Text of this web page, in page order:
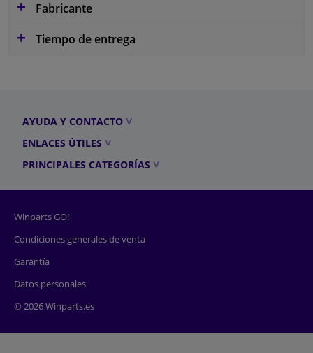
Fabricante
Tiempo de entrega
AYUDA Y CONTACTO
ENLACES ÚTILES
PRINCIPALES CATEGORÍAS
Winparts GO!
Condiciones generales de venta
Garantía
Datos personales
© 2026 Winparts.es